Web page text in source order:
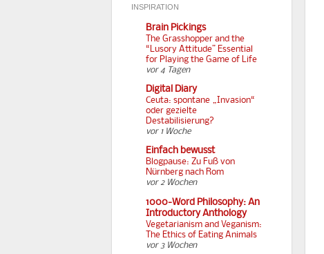
INSPIRATION
Brain Pickings
The Grasshopper and the
“Lusory Attitude” Essential
for Playing the Game of Life
vor 4 Tagen
Digital Diary
Ceuta: spontane „Invasion“
oder gezielte
Destabilisierung?
vor 1 Woche
Einfach bewusst
Blogpause: Zu Fuß von
Nürnberg nach Rom
vor 2 Wochen
1000-Word Philosophy: An
Introductory Anthology
Vegetarianism and Veganism:
The Ethics of Eating Animals
vor 3 Wochen